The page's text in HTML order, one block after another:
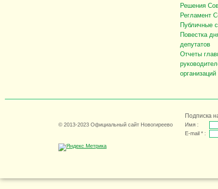
Решения
Регламент
Публичные
Повестка
депутатов
Отчеты
организаций
© 2013-2023 Официальный сайт Новогиреево
Подписка
Имя :
E-mail * :